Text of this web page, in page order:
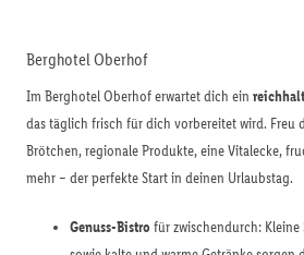
Berghotel Oberhof
Im Berghotel Oberhof erwartet dich ein
das täglich frisch für dich vorbereitet wird. Freu
Brötchen, regionale Produkte, eine Vitalecke,
mehr – der perfekte Start in deinen Urlaubstag.
Genuss-Bistro für zwischendurch: Kleine